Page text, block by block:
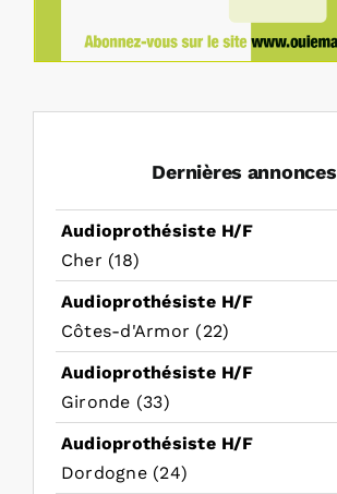
Dernières annonces
Audioprothésiste H/F
Cher (18)
Audioprothésiste H/F
Côtes-d'Armor (22)
Audioprothésiste H/F
Gironde (33)
Audioprothésiste H/F
Dordogne (24)